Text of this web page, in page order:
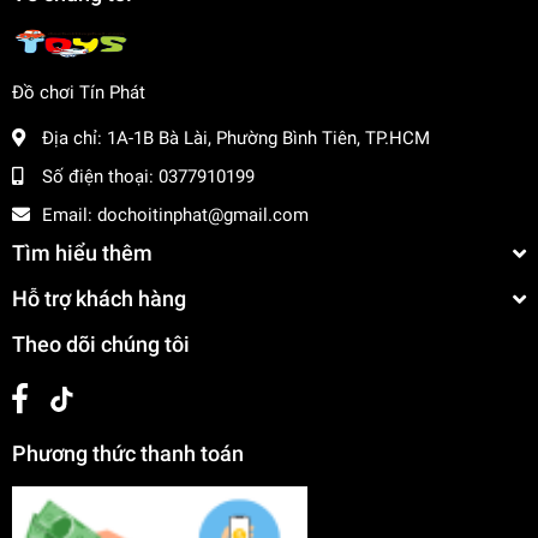
Rèn luyện kỹ năng phối hợp và tư duy logic
Tăng cường sự tự tin và sáng tạo cho trẻ
cho khách buôn. Liên hệ ngay để biết thêm thông tin!
Đồ chơi Tín Phát
Địa chỉ: 1A-1B Bà Lài, Phường Bình Tiên, TP.HCM
Số điện thoại: 0377910199
Email: dochoitinphat@gmail.com
Tìm hiểu thêm
Hỗ trợ khách hàng
Theo dõi chúng tôi
Phương thức thanh toán